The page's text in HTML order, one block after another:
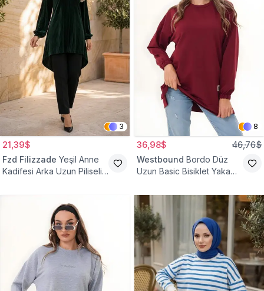
3
21,39$
Fzd Filizzade Yeşil Anne
Kadifesi Arka Uzun Piliseli
8
36,98$ 46,76$
Westbound Bordo Düz
Uzun Basic Bisiklet Yaka